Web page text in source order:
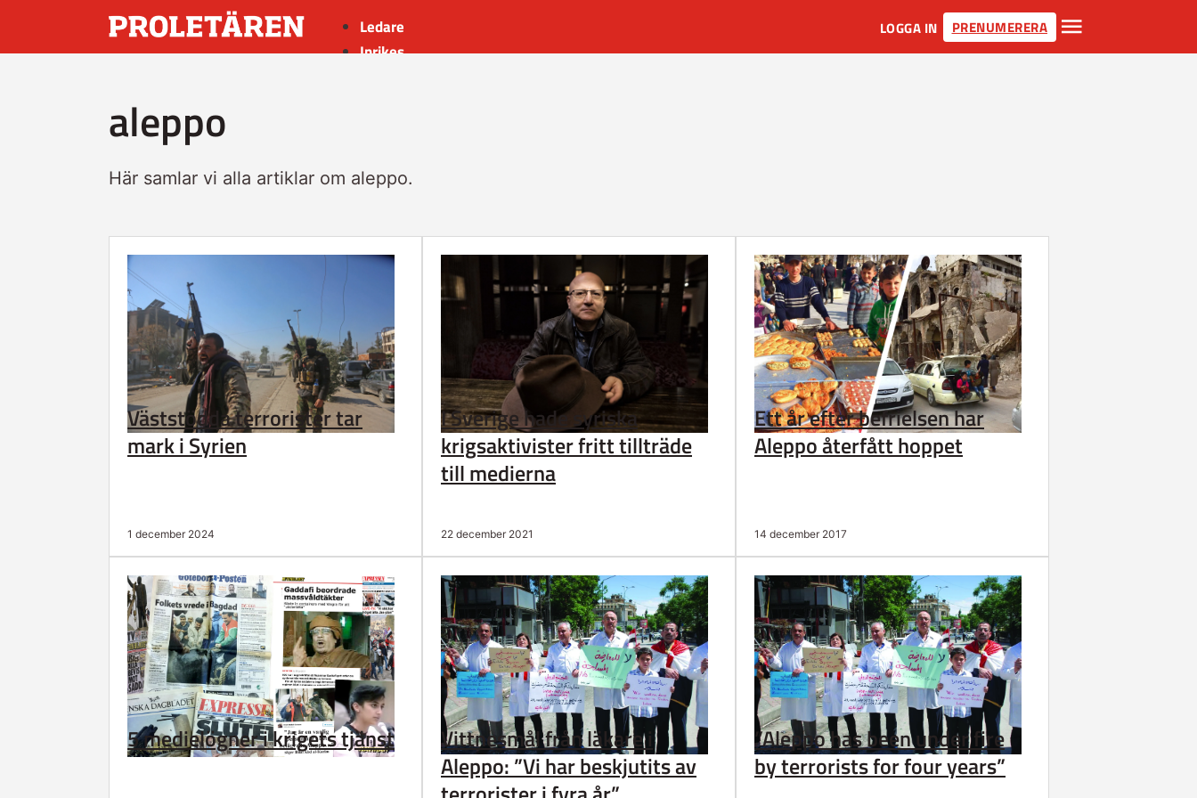
Ledare
Inrikes
LOGGA IN PRENUMERERA
aleppo
Här samlar vi alla artiklar om aleppo.
Väststödda terrorister tar
mark i Syrien
1 december 2024
I Sverige hade syriska
krigsaktivister fritt tillträde
till medierna
22 december 2021
Ett år efter befrielsen har
Aleppo återfått hoppet
14 december 2017
5 medielögner i krigets tjänst
Vittnesmål från läkare i
Aleppo: ”Vi har beskjutits av
”Aleppo has been under fire
by terrorists for four years”